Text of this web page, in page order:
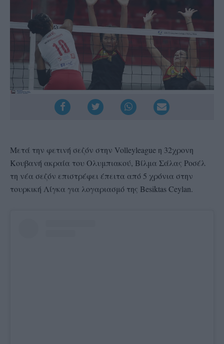
Μετά την φετινή σεζόν στην Volleyleague η 32χρονη
Κουβανή ακραία του Ολυμπιακού, Βίλμα Σάλας Ροσέλ
τη νέα σεζόν επιστρέφει έπειτα από 5 χρόνια στην
τουρκική Λίγκα για λογαριασμό της Besiktas Ceylan.